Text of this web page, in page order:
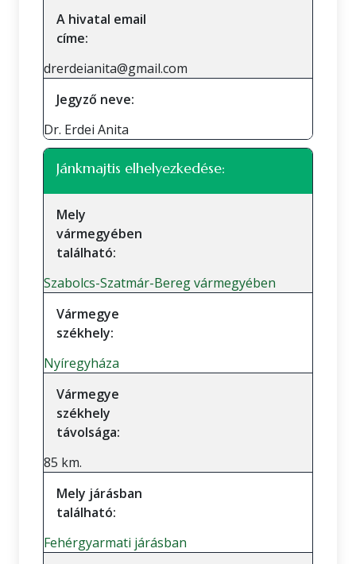
A hivatal email
címe:
drerdeianita@gmail.com
Jegyző neve:
Dr. Erdei Anita
Jánkmajtis elhelyezkedése:
Mely
vármegyében
található:
Szabolcs-Szatmár-Bereg vármegyében
Vármegye
székhely:
Nyíregyháza
Vármegye
székhely
távolsága:
85 km.
Mely járásban
található:
Fehérgyarmati járásban